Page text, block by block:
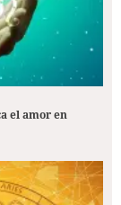
el amor en